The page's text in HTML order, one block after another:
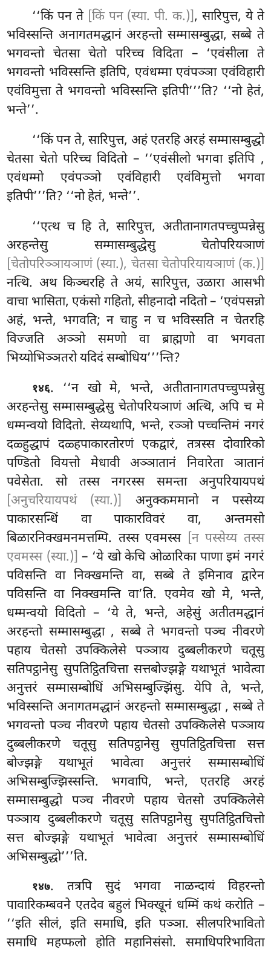
‘‘किं पन ते [किं पन (स्या. पी. क.)], सारिपुत्त, ये ते
भविस्सन्ति अनागतमद्धानं अरहन्तो सम्मासम्बुद्धा, सब्बे ते
भगवन्तो चेतसा चेतो परिच्च विदिता – ‘एवंसीला ते
भगवन्तो भविस्सन्ति इतिपि, एवंधम्मा एवंपञ्ञा एवंविहारी
एवंविमुत्ता ते भगवन्तो भविस्सन्ति इतिपी’’’ति? ‘‘नो हेतं,
भन्ते’’.
‘‘किं पन ते, सारिपुत्त, अहं एतरहि अरहं सम्मासम्बुद्धो
चेतसा चेतो परिच्च विदितो – ‘‘एवंसीलो भगवा इतिपि ,
एवंधम्मो एवंपञ्ञो एवंविहारी एवंविमुत्तो भगवा
इतिपी’’’ति? ‘‘नो हेतं, भन्ते’’.
‘‘एत्थ च हि ते, सारिपुत्त, अतीतानागतपच्चुप्पन्नेसु
अरहन्तेसु सम्मासम्बुद्धेसु चेतोपरियञाणं
[चेतोपरिञ्ञायञाणं (स्या.), चेतसा चेतोपरियायञाणं (क.)]
नत्थि. अथ किञ्चरहि ते अयं, सारिपुत्त, उळारा आसभी
वाचा भासिता, एकंसो गहितो, सीहनादो नदितो – ‘एवंपसन्नो
अहं, भन्ते, भगवति; न चाहु न च भविस्सति न चेतरहि
विज्जति अञ्ञो समणो वा ब्राह्मणो वा भगवता
भिय्योभिञ्ञतरो यदिदं सम्बोधिय’’’न्ति?
१४६. ‘‘न खो मे, भन्ते, अतीतानागतपच्चुप्पन्नेसु
अरहन्तेसु सम्मासम्बुद्धेसु चेतोपरियञाणं अत्थि, अपि च मे
धम्मन्वयो विदितो. सेय्यथापि, भन्ते, रञ्ञो पच्चन्तिमं नगरं
दळ्हुद्धापं दळ्हपाकारतोरणं एकद्वारं, तत्रस्स दोवारिको
पण्डितो वियत्तो मेधावी अञ्ञातानं निवारेता ञातानं
पवेसेता. सो तस्स नगरस्स समन्ता अनुपरियायपथं
[अनुचरियायपथं (स्या.)]
अनुक्कममानो न पस्सेय्य
पाकारसन्धिं वा पाकारविवरं वा, अन्तमसो
बिळारनिक्खमनमत्तम्पि. तस्स एवमस्स
[न पस्सेय्य तस्स
एवमस्स (स्या.)] – ‘ये खो केचि ओळारिका पाणा इमं नगरं
पविसन्ति वा निक्खमन्ति वा, सब्बे ते इमिनाव द्वारेन
पविसन्ति वा निक्खमन्ति वा’ति. एवमेव खो मे, भन्ते,
धम्मन्वयो विदितो – ‘ये ते, भन्ते, अहेसुं अतीतमद्धानं
अरहन्तो सम्मासम्बुद्धा , सब्बे ते भगवन्तो पञ्च नीवरणे
पहाय चेतसो उपक्किलेसे पञ्ञाय दुब्बलीकरणे चतूसु
सतिपट्ठानेसु सुपतिट्ठितचित्ता सत्तबोज्झङ्गे यथाभूतं भावेत्वा
अनुत्तरं सम्मासम्बोधिं अभिसम्बुज्झिंसु. येपि ते, भन्ते,
भविस्सन्ति अनागतमद्धानं अरहन्तो सम्मासम्बुद्धा , सब्बे ते
भगवन्तो पञ्च नीवरणे पहाय चेतसो उपक्किलेसे पञ्ञाय
दुब्बलीकरणे चतूसु सतिपट्ठानेसु सुपतिट्ठितचित्ता सत्त
बोज्झङ्गे यथाभूतं भावेत्वा अनुत्तरं सम्मासम्बोधिं
अभिसम्बुज्झिस्सन्ति. भगवापि, भन्ते, एतरहि अरहं
सम्मासम्बुद्धो पञ्च नीवरणे पहाय चेतसो उपक्किलेसे
पञ्ञाय दुब्बलीकरणे चतूसु सतिपट्ठानेसु सुपतिट्ठितचित्तो
सत्त बोज्झङ्गे यथाभूतं भावेत्वा अनुत्तरं सम्मासम्बोधिं
अभिसम्बुद्धो’’’ति.
१४७. तत्रपि सुदं भगवा नाळन्दायं विहरन्तो
पावारिकम्बवने एतदेव बहुलं भिक्खूनं धम्मिं कथं करोति –
‘‘इति सीलं, इति समाधि, इति पञ्ञा. सीलपरिभावितो
समाधि महप्फलो होति महानिसंसो. समाधिपरिभाविता